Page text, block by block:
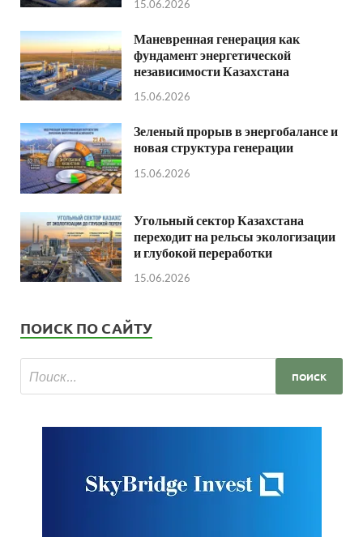
15.06.2026
Маневренная генерация как
фундамент энергетической
независимости Казахстана
15.06.2026
Зеленый прорыв в энергобалансе и
новая структура генерации
15.06.2026
Угольный сектор Казахстана
переходит на рельсы экологизации
и глубокой переработки
15.06.2026
ПОИСК ПО САЙТУ